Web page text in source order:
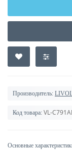
Производитель:
Код товара: VL-
Основные